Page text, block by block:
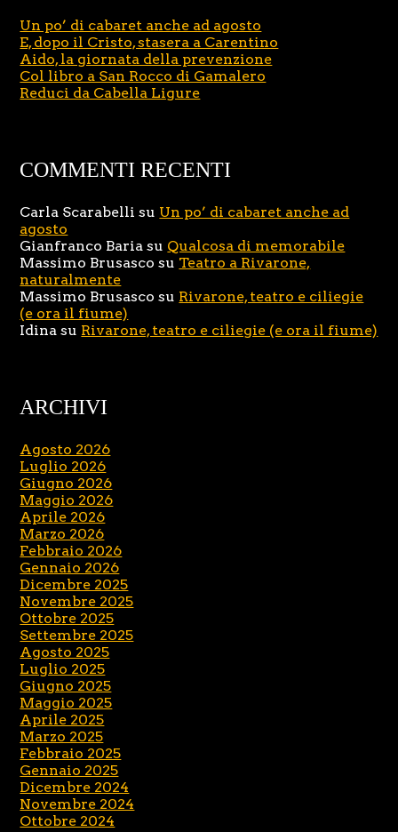
Un po’ di cabaret anche ad agosto
E, dopo il Cristo, stasera a Carentino
Aido, la giornata della prevenzione
Col libro a San Rocco di Gamalero
Reduci da Cabella Ligure
COMMENTI RECENTI
Carla Scarabelli su Un po’ di cabaret anche ad
agosto
Gianfranco Baria su Qualcosa di memorabile
Massimo Brusasco su Teatro a Rivarone,
naturalmente
Massimo Brusasco su Rivarone, teatro e ciliegie
(e ora il fiume)
Idina su Rivarone, teatro e ciliegie (e ora il fiume)
ARCHIVI
Agosto 2026
Luglio 2026
Giugno 2026
Maggio 2026
Aprile 2026
Marzo 2026
Febbraio 2026
Gennaio 2026
Dicembre 2025
Novembre 2025
Ottobre 2025
Settembre 2025
Agosto 2025
Luglio 2025
Giugno 2025
Maggio 2025
Aprile 2025
Marzo 2025
Febbraio 2025
Gennaio 2025
Dicembre 2024
Novembre 2024
Ottobre 2024